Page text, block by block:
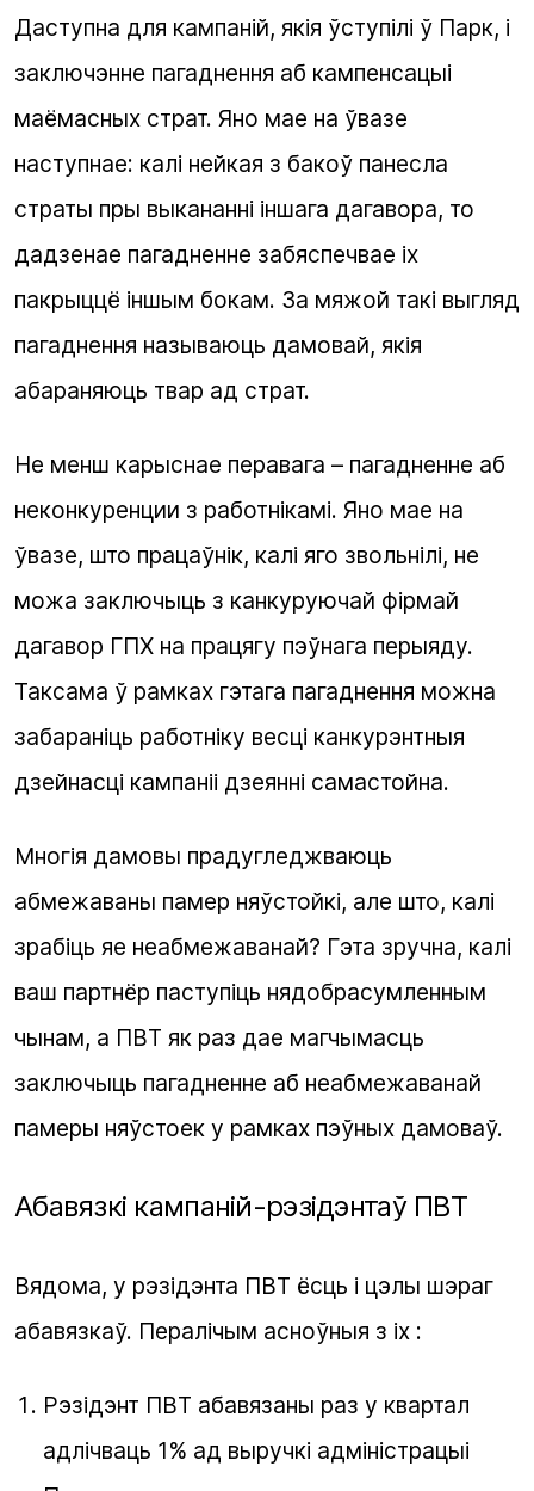
Даступна для кампаній, якія ўступілі ў Парк, і
заключэнне пагаднення аб кампенсацыі
маёмасных страт. Яно мае на ўвазе
наступнае: калі нейкая з бакоў панесла
страты пры выкананні іншага дагавора, то
дадзенае пагадненне забяспечвае іх
пакрыццё іншым бокам. За мяжой такі выгляд
пагаднення называюць дамовай, якія
абараняюць твар ад страт.
Не менш карыснае перавага – пагадненне аб
неконкуренции з работнікамі. Яно мае на
ўвазе, што працаўнік, калі яго звольнілі, не
можа заключыць з канкуруючай фірмай
дагавор ГПХ на працягу пэўнага перыяду.
Таксама ў рамках гэтага пагаднення можна
забараніць работніку весці канкурэнтныя
дзейнасці кампаніі дзеянні самастойна.
Многія дамовы прадугледжваюць
абмежаваны памер няўстойкі, але што, калі
зрабіць яе неабмежаванай? Гэта зручна, калі
ваш партнёр паступіць нядобрасумленным
чынам, а ПВТ як раз дае магчымасць
заключыць пагадненне аб неабмежаванай
памеры няўстоек у рамках пэўных дамоваў.
Абавязкі кампаній-рэзідэнтаў ПВТ
Вядома, у рэзідэнта ПВТ ёсць і цэлы шэраг
абавязкаў. Пералічым асноўныя з іх :
Рэзідэнт ПВТ абавязаны раз у квартал
адлічваць 1% ад выручкі адміністрацыі